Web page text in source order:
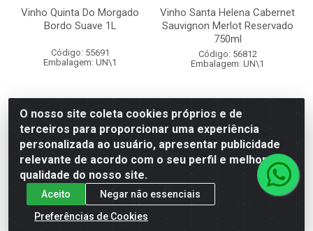
Vinho Quinta Do Morgado
Bordo Suave 1L
Código: 55691
Embalagem: UN\1
Faça seu login ou
cadastre-se para
ver preços e
comprar
Vinho Santa Helena Cabernet
Sauvignon Merlot Reservado
750ml
Código: 56812
Embalagem: UN\1
Faça seu login ou
cadastre-se para
ver preços e
O nosso site coleta cookies próprios e de
terceiros para proporcionar uma experiência
personalizada ao usuário, apresentar publicidade
relevante de acordo com o seu perfil e melhorar a
qualidade do nosso site.
Aceito
Negar não essenciais
Preferências de Cookies